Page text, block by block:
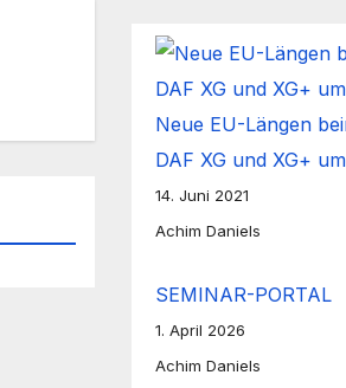
Neue EU-Längen
DAF XG und XG+
14. Juni 2021
Achim Daniels
SEMINAR-PORTAL
1. April 2026
Achim Daniels